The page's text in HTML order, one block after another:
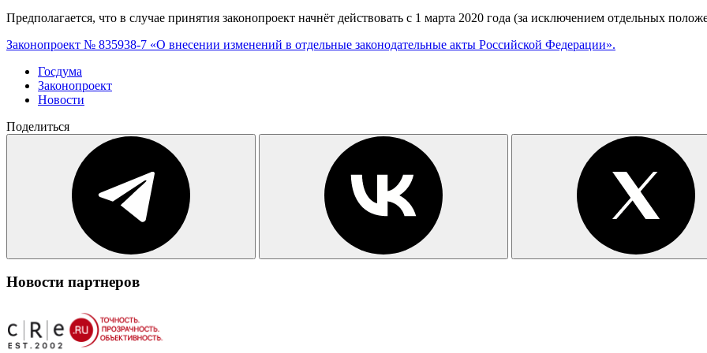
Предполагается, что в случае принятия законопроект начнёт действовать с 1 марта 2020 года (за исключением отдельных
Законопроект № 835938-7 «О внесении изменений в отдельные законодательные акты Российской Федерации».
Госдума
Законопроект
Новости
Поделиться
Новости партнеров